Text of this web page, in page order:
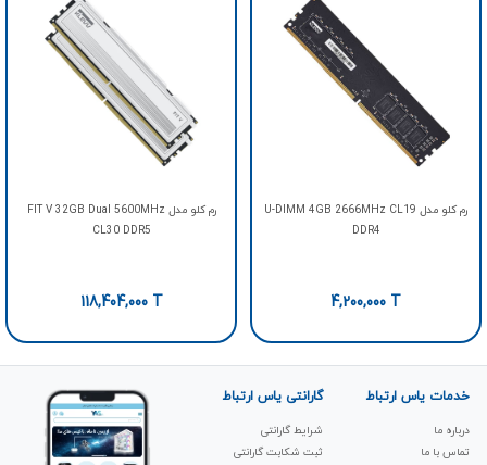
رم کلو مدل U-DIMM 4GB 2666MHz CL19
DDR4
4,200,000 T
رم کلو مدل FIT V 32GB Dual 5600MHz
CL30 DDR5
118,404,000T
خدمات یاس ارتباط
درباره ما
تماس با ما
گارانتی یاس ارتباط
شرایط گارانتی
ثبت شکابت‌ گارانتی